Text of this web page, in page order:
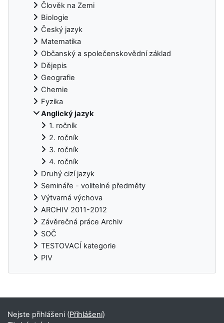
Člověk na Zemi
Biologie
Český jazyk
Matematika
Občanský a společenskovědní základ
Dějepis
Geografie
Chemie
Fyzika
Anglický jazyk
1. ročník
2. ročník
3. ročník
4. ročník
Druhý cizí jazyk
Semináře - volitelné předměty
Výtvarná výchova
ARCHIV 2011-2012
Závěrečná práce Archiv
SOČ
TESTOVACÍ kategorie
PIV
Doplňkové bloky
Nejste přihlášeni (Přihlášení)